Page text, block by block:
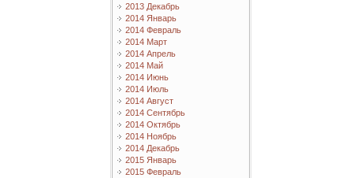
2013 Декабрь
2014 Январь
2014 Февраль
2014 Март
2014 Апрель
2014 Май
2014 Июнь
2014 Июль
2014 Август
2014 Сентябрь
2014 Октябрь
2014 Ноябрь
2014 Декабрь
2015 Январь
2015 Февраль